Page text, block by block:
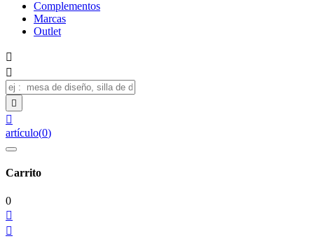
Complementos
Marcas
Outlet




artículo(0)
Carrito
0

